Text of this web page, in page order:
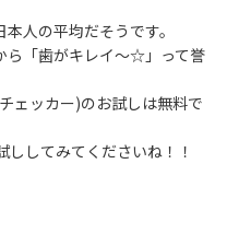
人の平均だそうです。
ら「歯がキレイ～☆」って誉
ェッカー)のお試しは無料で
してみてくださいね！！